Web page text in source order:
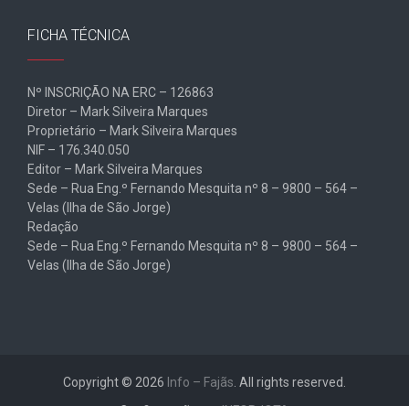
FICHA TÉCNICA
Nº INSCRIÇÃO NA ERC – 126863
Diretor – Mark Silveira Marques
Proprietário – Mark Silveira Marques
NIF – 176.340.050
Editor – Mark Silveira Marques
Sede – Rua Eng.º Fernando Mesquita nº 8 – 9800 – 564 –
Velas (Ilha de São Jorge)
Redação
Sede – Rua Eng.º Fernando Mesquita nº 8 – 9800 – 564 –
Velas (Ilha de São Jorge)
Copyright © 2026 Info – Fajãs. All rights reserved.